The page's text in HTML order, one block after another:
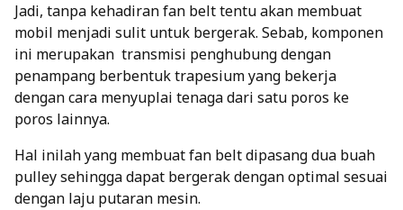
Jadi, tanpa kehadiran fan belt tentu akan membuat
mobil menjadi sulit untuk bergerak. Sebab, komponen
ini merupakan transmisi penghubung dengan
penampang berbentuk trapesium yang bekerja
dengan cara menyuplai tenaga dari satu poros ke
poros lainnya.
Hal inilah yang membuat fan belt dipasang dua buah
pulley sehingga dapat bergerak dengan optimal sesuai
dengan laju putaran mesin.